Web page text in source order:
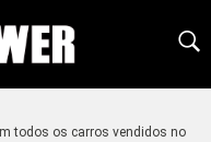
todos os carros vendidos no